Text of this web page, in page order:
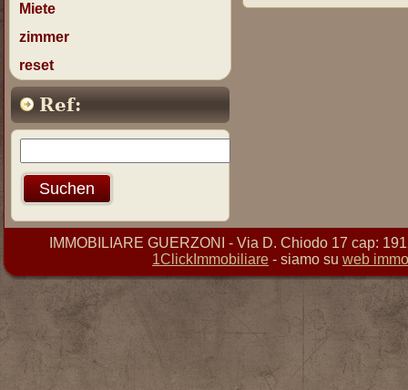
Miete
zimmer
reset
Ref:
IMMOBILIARE GUERZONI - Via D. Chiodo 17 cap:
1ClickImmobiliare - siamo su web